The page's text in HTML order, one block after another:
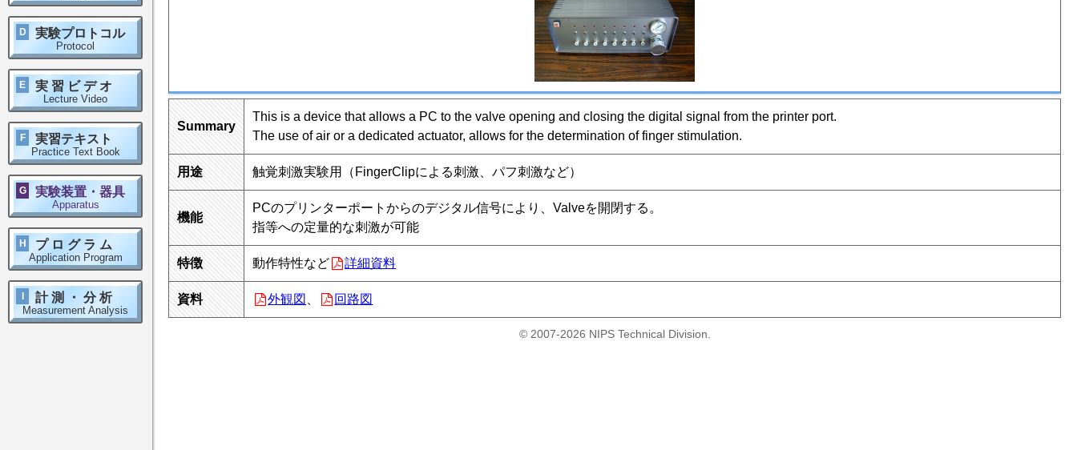
D 実験プロトコル
Protocol
E 実習ビデオ
Lecture Video
F 実習テキスト
Practice Text Book
G 実験装置・器具
Apparatus
H プログラム
Application Program
計測・分析
Measurement Analysis
Summary
This is a device that allows a PC to the valve opening and closing the digital signal from the printer port.
The use of air or a dedicated actuator, allows for the determination of finger stimulation.
用途 触覚刺激実験用（FingerClipによる刺激、パフ刺激など）
機能
PCのプリンターポートからのデジタル信号により、Valveを開閉する。
指等への定量的な刺激が可能
特徴 動作特性など 詳細資料
資料 外観図 回路図
© 2007-2026 NIPS Technical Division.